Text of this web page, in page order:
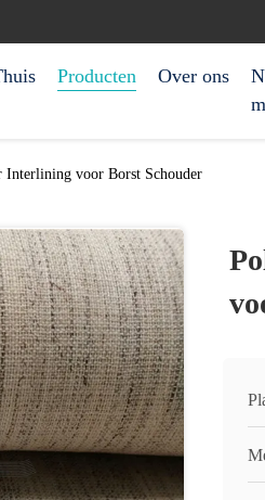
Producten Over ons
Interlining voor Borst Schouder